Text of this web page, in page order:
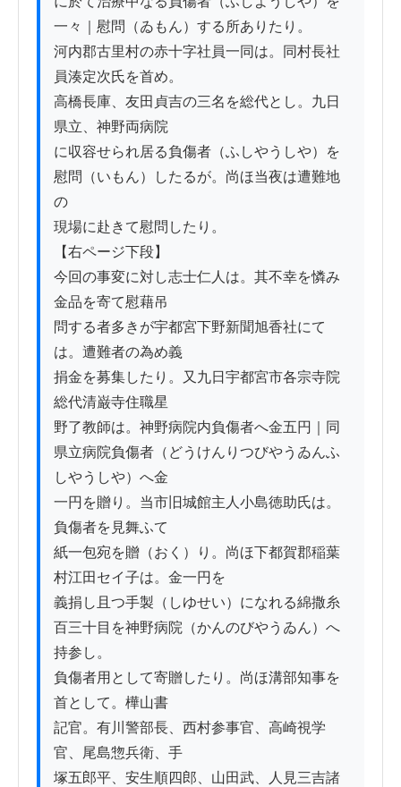
一々｜慰問（ゐもん）する所ありたり。
河内郡古里村の赤十字社員一同は。同村長社
員湊定次氏を首め。
高橋長庫、友田貞吉の三名を総代とし。九日
県立、神野両病院
に収容せられ居る負傷者（ふしやうしや）を
慰問（いもん）したるが。尚ほ当夜は遭難地
の
現場に赴きて慰問したり。
【右ページ下段】
今回の事変に対し志士仁人は。其不幸を憐み
金品を寄て慰藉吊
問する者多きが宇都宮下野新聞旭香社にて
は。遭難者の為め義
捐金を募集したり。又九日宇都宮市各宗寺院
総代清巌寺住職星
野了教師は。神野病院内負傷者へ金五円｜同
県立病院負傷者（どうけんりつびやうゐんふ
しやうしや）へ金
一円を贈り。当市旧城館主人小島徳助氏は。
負傷者を見舞ふて
紙一包宛を贈（おく）り。尚ほ下都賀郡稲葉
村江田セイ子は。金一円を
義捐し且つ手製（しゆせい）になれる綿撒糸
百三十目を神野病院（かんのびやうゐん）へ
持参し。
負傷者用として寄贈したり。尚ほ溝部知事を
首として。樺山書
記官。有川警部長、西村参事官、高崎視学
官、尾島惣兵衛、手
塚五郎平、安生順四郎、山田武、人見三吉諸